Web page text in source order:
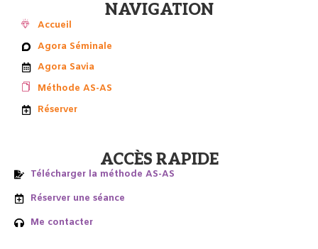
NAVIGATION
Accueil
Agora Séminale
Agora Savia
Méthode AS-AS
Réserver
ACCÈS RAPIDE
Télécharger la méthode AS-AS
Réserver une séance
Me contacter